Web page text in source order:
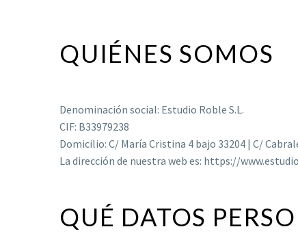
QUIÉNES SOMOS
Denominación social: Estudio Roble S.L.
CIF: B33979238
Domicilio: C/ María Cristina 4 bajo 33204 | C/
La dirección de nuestra web es: https://
QUÉ DATOS